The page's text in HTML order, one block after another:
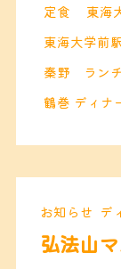
定食 東海
東海大学前
秦野 ランチ
鶴巻 ディナ
お知らせ デ
弘法山